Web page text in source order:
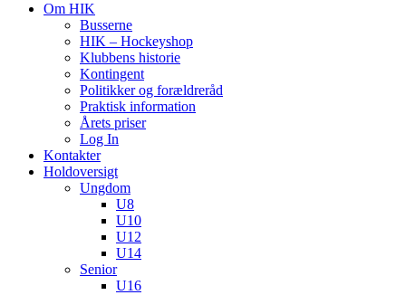
Om HIK
Busserne
HIK – Hockeyshop
Klubbens historie
Kontingent
Politikker og forældreråd
Praktisk information
Årets priser
Log In
Kontakter
Holdoversigt
Ungdom
U8
U10
U12
U14
Senior
U16